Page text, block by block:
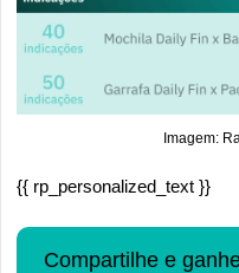
Imagem:
{{ rp_personalized_text }}
Compartilhe e